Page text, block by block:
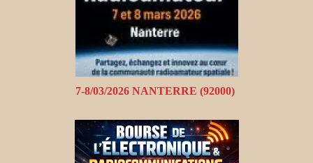
7-8/03/2026 NANTERRE (92000)